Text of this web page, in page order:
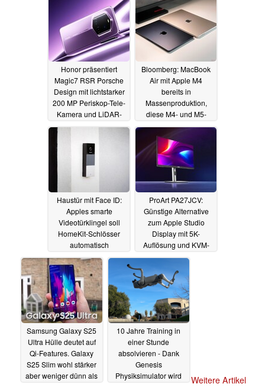
23.12.2024
Honor präsentiert
Magic7 RSR Porsche
Design mit lichtstarker
200 MP Periskop-Tele-
Kamera und LiDAR-
Scanner23.12.2024
Bloomberg: MacBook
Air mit Apple M4
bereits in
Massenproduktion,
diese M4- und M5-
Macs starten 2025
23.12.2024
Haustür mit Face ID:
Apples smarte
Videotürklingel soll
HomeKit-Schlösser
automatisch
entsperren22.12.2024
ProArt PA27JCV:
Günstige Alternative
zum Apple Studio
Display mit 5K-
Auflösung und KVM-
Switch startet in
Deutschland
Samsung Galaxy S25
Ultra Hülle deutet auf
Qi-Features. Galaxy
S25 Slim wohl stärker
aber weniger dünn als
10 Jahre Training in
einer Stunde
absolvieren - Dank
Genesis
Physiksimulator wird
Weitere Artikel